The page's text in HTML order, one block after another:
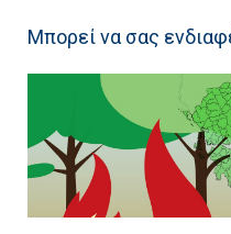
Μπορεί να σας